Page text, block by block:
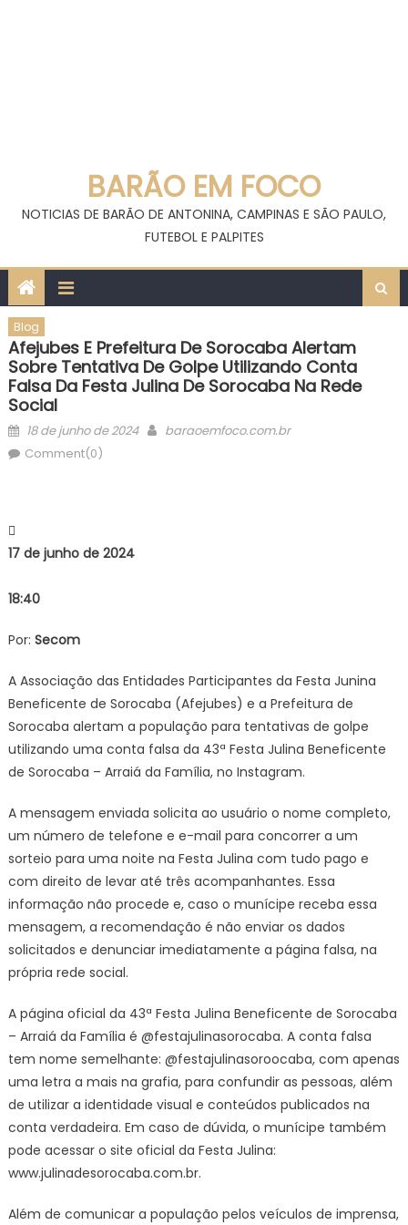
BARÃO EM FOCO
NOTICIAS DE BARÃO DE ANTONINA, CAMPINAS E SÃO PAULO,
FUTEBOL E PALPITES
Blog
Afejubes E Prefeitura De Sorocaba Alertam
Sobre Tentativa De Golpe Utilizando Conta
Falsa Da Festa Julina De Sorocaba Na Rede
Social
Posted
on
18 de junho de 2024 Author
baraoemfoco.com.br
Comment(0)
17 de junho de 2024
18:40
Por: Secom
A Associação das Entidades Participantes da Festa Junina
Beneficente de Sorocaba (Afejubes) e a Prefeitura de
Sorocaba alertam a população para tentativas de golpe
utilizando uma conta falsa da 43ª Festa Julina Beneficente
de Sorocaba – Arraiá da Família, no Instagram.
A mensagem enviada solicita ao usuário o nome completo,
um número de telefone e e-mail para concorrer a um
sorteio para uma noite na Festa Julina com tudo pago e
com direito de levar até três acompanhantes. Essa
informação não procede e, caso o munícipe receba essa
mensagem, a recomendação é não enviar os dados
solicitados e denunciar imediatamente a página falsa, na
própria rede social.
A página oficial da 43ª Festa Julina Beneficente de Sorocaba
– Arraiá da Família é @festajulinasorocaba. A conta falsa
tem nome semelhante: @festajulinasoroocaba, com apenas
uma letra a mais na grafia, para confundir as pessoas, além
de utilizar a identidade visual e conteúdos publicados na
conta verdadeira. Em caso de dúvida, o munícipe também
pode acessar o site oficial da Festa Julina:
www.julinadesorocaba.com.br.
Além de comunicar a população pelos veículos de imprensa,